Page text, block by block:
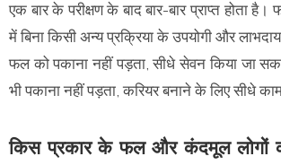
एक बार के परीक्षण के बाद बार-बार प्राप्त होता
में बिना किसी अन्य प्रक्रिया के उपयोगी और
फल को पकाना नहीं पड़ता, सीधे सेवन किया जा
भी पकाना नहीं पड़ता, करियर बनाने के लिए सीधे
किस प्रकार के फल और कंदमूल लोगों